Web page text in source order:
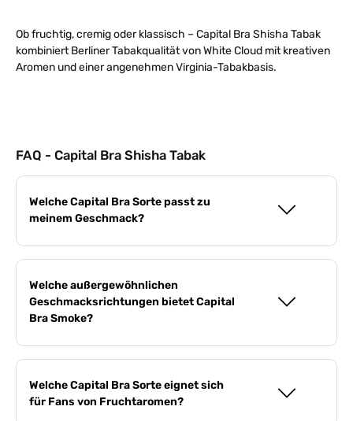
Ob fruchtig, cremig oder klassisch – Capital Bra Shisha Tabak
kombiniert Berliner Tabakqualität von White Cloud mit kreativen
Aromen und einer angenehmen Virginia-Tabakbasis.
FAQ - Capital Bra Shisha Tabak
Welche Capital Bra Sorte passt zu
meinem Geschmack?
Welche außergewöhnlichen
Geschmacksrichtungen bietet Capital
Bra Smoke?
Welche Capital Bra Sorte eignet sich
für Fans von Fruchtaromen?